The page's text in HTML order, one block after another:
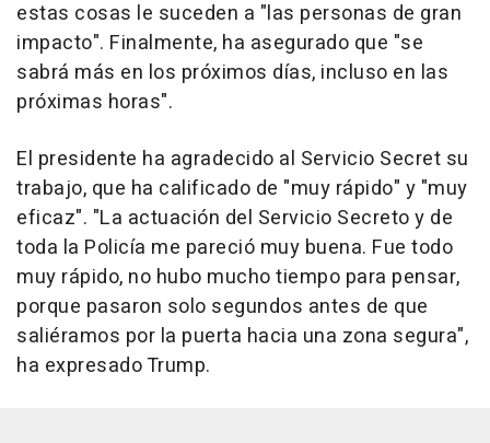
estas cosas le suceden a "las personas de gran
impacto". Finalmente, ha asegurado que "se
sabrá más en los próximos días, incluso en las
próximas horas".
El presidente ha agradecido al Servicio Secret su
trabajo, que ha calificado de "muy rápido" y "muy
eficaz". "La actuación del Servicio Secreto y de
toda la Policía me pareció muy buena. Fue todo
muy rápido, no hubo mucho tiempo para pensar,
porque pasaron solo segundos antes de que
saliéramos por la puerta hacia una zona segura",
ha expresado Trump.